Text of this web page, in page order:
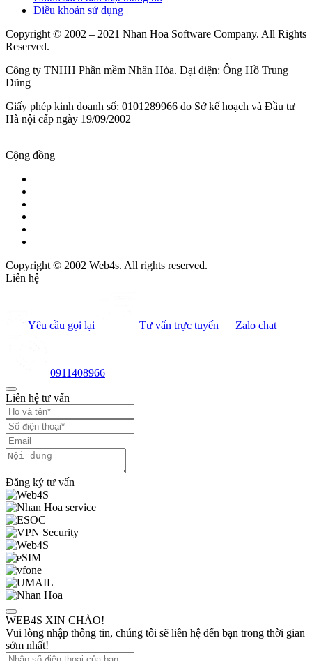
Điều khoản sử dụng
Copyright © 2002 – 2021 Nhan Hoa Software Company. All Rights
Reserved.
Công ty TNHH Phần mềm Nhân Hòa. Đại diện: Ông Hồ Trung
Dũng
Giấy phép kinh doanh số: 0101289966 do Sở kế hoạch và Đầu tư
Hà nội cấp ngày 19/09/2002
Cộng đồng
Copyright © 2002 Web4s. All rights reserved.
Liên hệ
Yêu cầu gọi lại Tư vấn trực tuyến Zalo chat
0911408966
Liên hệ tư vấn
Đăng ký tư vấn
WEB4S XIN CHÀO!
Vui lòng nhập thông tin, chúng tôi sẽ liên hệ đến bạn trong thời gian
sớm nhất!